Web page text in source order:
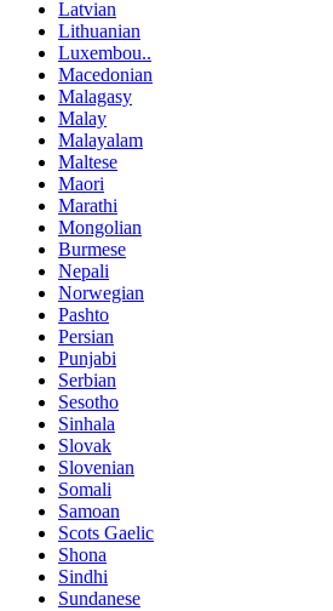
Latvian
Lithuanian
Luxembou..
Macedonian
Malagasy
Malay
Malayalam
Maltese
Maori
Marathi
Mongolian
Burmese
Nepali
Norwegian
Pashto
Persian
Punjabi
Serbian
Sesotho
Sinhala
Slovak
Slovenian
Somali
Samoan
Scots Gaelic
Shona
Sindhi
Sundanese